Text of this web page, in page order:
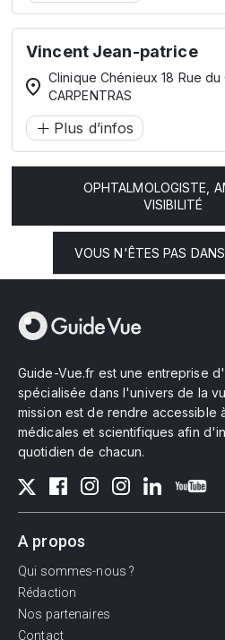
Vincent Jean-patrice
Clinique Chénieux 18 Rue
CARPENTRAS
Plus d’infos
OPHTALMOLOGISTE,
VISIBILITÉ
VOUS N'ÊTES PAS
Guide-Vue.fr est une entreprise
spécialisée dans l'univers de la
mission est de rendre accessible
médicales et scientifiques afin
quotidien de chacun.
A propos
Qui sommes-nous ?
Rédaction
Nos partenaires
Contact